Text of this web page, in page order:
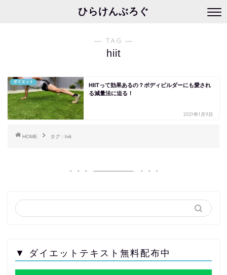
ひらけんぶろぐ
― TAG ―
hiit
ダイエット
HIITって効果あるの？ボディビルダーにも愛され
る減量法に迫る！
2021年1月9日
HOME タグ : hiit
▼ ダイエットテキスト無料配布中